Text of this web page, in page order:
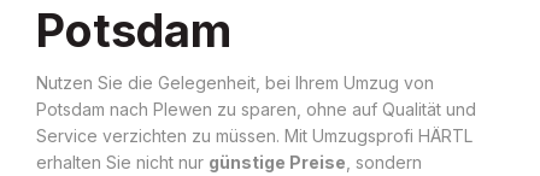
Potsdam
Nutzen Sie die Gelegenheit, bei Ihrem Umzug von
Potsdam nach Plewen zu sparen, ohne auf Qualität und
Service verzichten zu müssen. Mit Umzugsprofi HÄRTL
erhalten Sie nicht nur günstige Preise , sondern